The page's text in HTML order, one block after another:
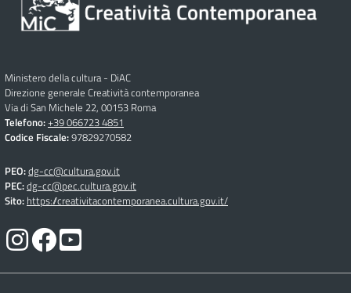
Ministero della cultura - DiAC
Direzione generale Creatività contemporanea
Via di San Michele 22, 00153 Roma
Telefono:+39 066723 4851
Codice Fiscale:97829270582
PEO:dg-cc@cultura.gov.it
PEC:dg-cc@pec.cultura.gov.it
Sito: https://creativitacontemporanea.cultura.gov.it/